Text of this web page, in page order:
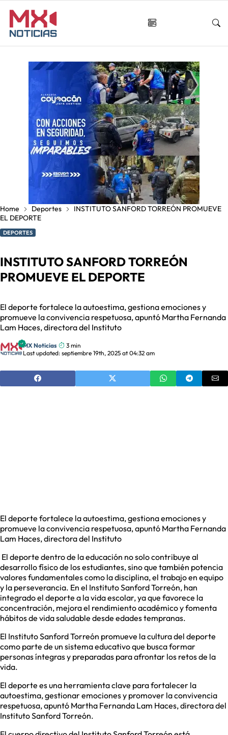
Home Deportes
INSTITUTO SANFORD TORREÓN PROMUEVE
EL DEPORTE
DEPORTES
INSTITUTO SANFORD TORREÓN
PROMUEVE EL DEPORTE
El deporte fortalece la autoestima, gestiona emociones y
promueve la convivencia respetuosa, apuntó Martha Fernanda
Lam Haces, directora del Instituto
MX Noticias
3 min
Last updated: septiembre 19th, 2025 at 04:32 am
El deporte fortalece la autoestima, gestiona emociones y
promueve la convivencia respetuosa, apuntó Martha Fernanda
Lam Haces, directora del Instituto
El deporte dentro de la educación no solo contribuye al
desarrollo físico de los estudiantes, sino que también potencia
valores fundamentales como la disciplina, el trabajo en equipo
y la perseverancia. En el Instituto Sanford Torreón, han
integrado el deporte a la vida escolar, ya que favorece la
concentración, mejora el rendimiento académico y fomenta
hábitos de vida saludable desde edades tempranas.
El Instituto Sanford Torreón promueve la cultura del deporte
como parte de un sistema educativo que busca formar
personas íntegras y preparadas para afrontar los retos de la
vida.
El deporte es una herramienta clave para fortalecer la
autoestima, gestionar emociones y promover la convivencia
respetuosa, apuntó Martha Fernanda Lam Haces, directora del
Instituto Sanford Torreón.